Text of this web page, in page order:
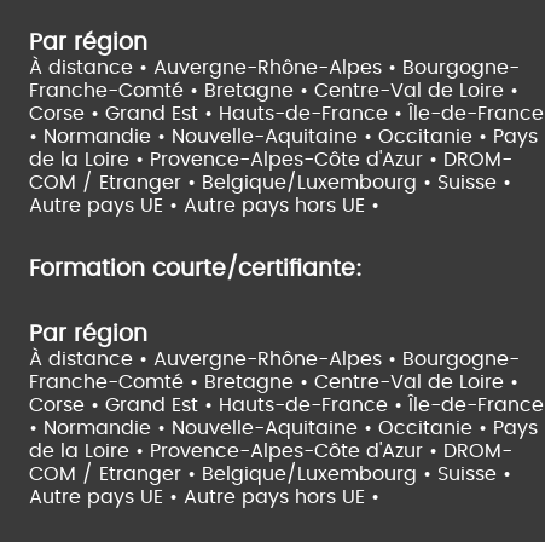
Par région
À distance • Auvergne-Rhône-Alpes • Bourgogne-
Franche-Comté • Bretagne • Centre-Val de Loire •
Corse • Grand Est • Hauts-de-France •
Île-de-France
• Normandie • Nouvelle-Aquitaine • Occitanie • Pays
de la Loire • Provence-Alpes-Côte d'Azur • DROM-
COM / Etranger • Belgique/Luxembourg • Suisse •
Autre pays UE • Autre pays hors UE •
Formation courte/certifiante:
Par région
À distance • Auvergne-Rhône-Alpes • Bourgogne-
Franche-Comté • Bretagne • Centre-Val de Loire •
Corse • Grand Est • Hauts-de-France •
Île-de-France
• Normandie • Nouvelle-Aquitaine • Occitanie • Pays
de la Loire • Provence-Alpes-Côte d'Azur • DROM-
COM / Etranger • Belgique/Luxembourg • Suisse •
Autre pays UE • Autre pays hors UE •